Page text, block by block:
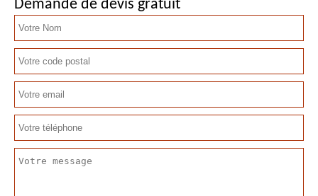
Demande de devis gratuit